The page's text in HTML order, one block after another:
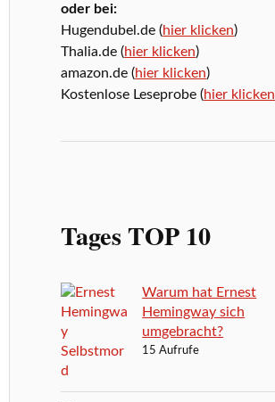
oder bei:
Hugendubel.de (hier klicken)
Thalia.de (hier klicken)
amazon.de (hier klicken)
Kostenlose Leseprobe (hier klicken
Tages TOP 10
Warum hat Ernest
Hemingway sich
umgebracht?
15 Aufrufe